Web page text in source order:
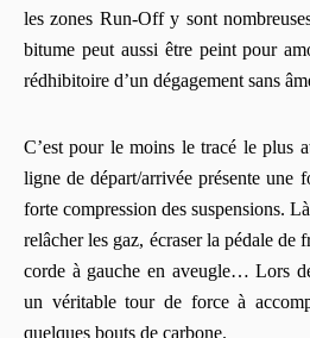
les zones Run-Off y sont
bitume peut aussi être peint pour
rédhibitoire d’un dégagement sans
C’est pour le moins le tracé le plus
ligne de départ/arrivée présente une
forte compression des suspensions.
relâcher les gaz, écraser la pédale de
corde à gauche en aveugle… Lors
un véritable tour de force à
quelques bouts de carbone.